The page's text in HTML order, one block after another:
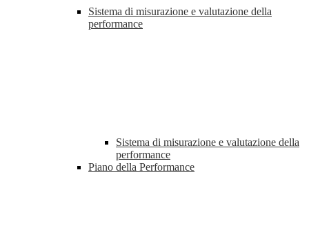
Sistema di misurazione e valutazione della
performance
Sistema di misurazione e valutazione della
performance
Piano della Performance